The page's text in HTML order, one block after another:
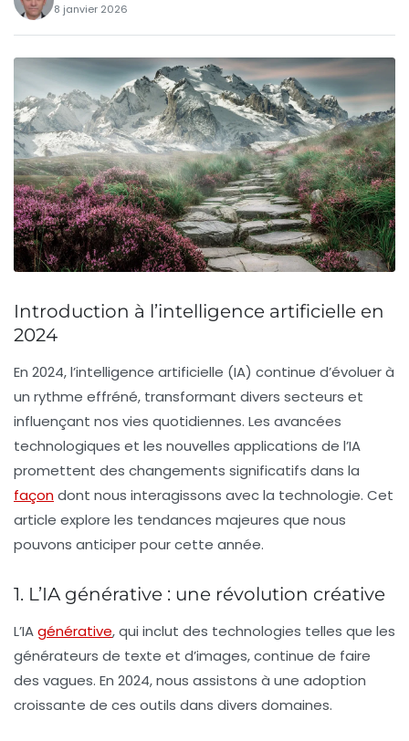
8 janvier 2026
Introduction à l’intelligence artificielle en
2024
En 2024, l’intelligence artificielle (IA) continue d’évoluer à
un rythme effréné, transformant divers secteurs et
influençant nos vies quotidiennes. Les avancées
technologiques et les nouvelles applications de l’IA
promettent des changements significatifs dans la
façondont nous interagissons avec la technologie. Cet
article explore les tendances majeures que nous
pouvons anticiper pour cette année.
1. L’IA générative : une révolution créative
L’IAgénérative, qui inclut des technologies telles que les
générateurs de texte et d’images, continue de faire
des vagues. En 2024, nous assistons à une adoption
croissante de ces outils dans divers domaines.